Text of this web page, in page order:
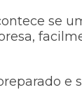
se
e